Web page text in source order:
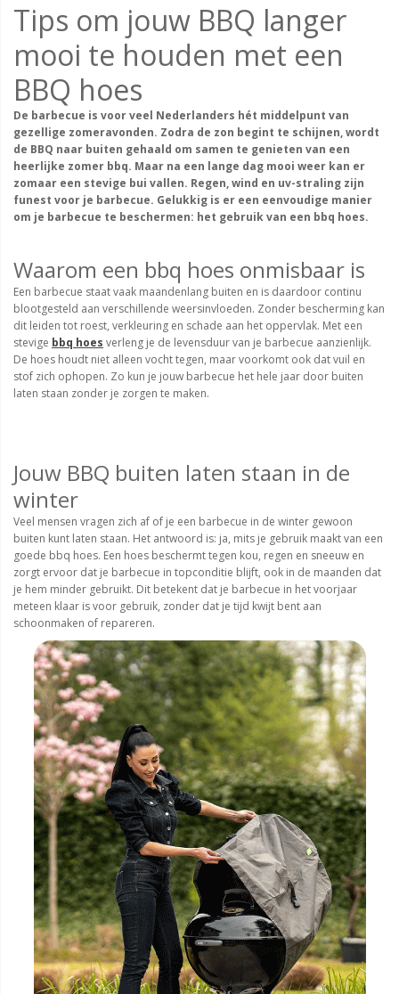
Tips om jouw BBQ langer
mooi te houden met een
BBQ hoes
De barbecue is voor veel Nederlanders hét middelpunt van
gezellige zomeravonden. Zodra de zon begint te schijnen, wordt
de BBQ naar buiten gehaald om samen te genieten van een
heerlijke zomer bbq. Maar na een lange dag mooi weer kan er
zomaar een stevige bui vallen. Regen, wind en uv-straling zijn
funest voor je barbecue. Gelukkig is er een eenvoudige manier
om je barbecue te beschermen: het gebruik van een bbq hoes.
Waarom een bbq hoes onmisbaar is
Een barbecue staat vaak maandenlang buiten en is daardoor continu
blootgesteld aan verschillende weersinvloeden. Zonder bescherming kan
dit leiden tot roest, verkleuring en schade aan het oppervlak. Met een
stevige bbq hoes verleng je de levensduur van je barbecue aanzienlijk.
De hoes houdt niet alleen vocht tegen, maar voorkomt ook dat vuil en
stof zich ophopen. Zo kun je jouw barbecue het hele jaar door buiten
laten staan zonder je zorgen te maken.
Jouw BBQ buiten laten staan in de
winter
Veel mensen vragen zich af of je een barbecue in de winter gewoon
buiten kunt laten staan. Het antwoord is: ja, mits je gebruik maakt van een
goede bbq hoes. Een hoes beschermt tegen kou, regen en sneeuw en
zorgt ervoor dat je barbecue in topconditie blijft, ook in de maanden dat
je hem minder gebruikt. Dit betekent dat je barbecue in het voorjaar
meteen klaar is voor gebruik, zonder dat je tijd kwijt bent aan
schoonmaken of repareren.